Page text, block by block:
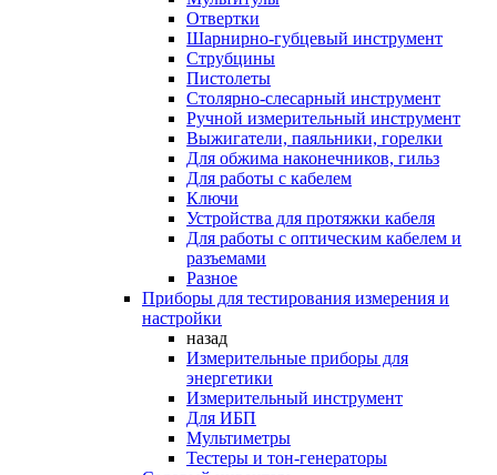
Отвертки
Шарнирно-губцевый инструмент
Струбцины
Пистолеты
Столярно-слесарный инструмент
Ручной измерительный инструмент
Выжигатели, паяльники, горелки
Для обжима наконечников, гильз
Для работы с кабелем
Ключи
Устройства для протяжки кабеля
Для работы с оптическим кабелем и
разъемами
Разное
Приборы для тестирования измерения и
настройки
назад
Измерительные приборы для
энергетики
Измерительный инструмент
Для ИБП
Мультиметры
Тестеры и тон-генераторы